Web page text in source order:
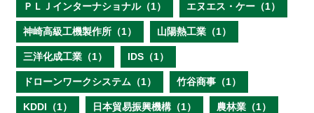
ＰＬＪインターナショナル（1） エヌエス・ケー（1）
神崎高級工機製作所（1） 山陽熱工業（1）
三洋化成工業（1） IDS（1）
ドローンワークシステム（1） 竹谷商事（1）
KDDI（1） 日本貿易振興機構（1） 農林業（1）